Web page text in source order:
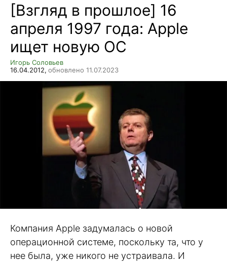
[Взгляд в прошлое] 16
апреля 1997 года: Apple
ищет новую ОС
Игорь Соловьев
16.04.2012, обновлено 11.07.2023
Компания Apple задумалась о новой
операционной системе, поскольку та, что у
нее была, уже никого не устраивала. И